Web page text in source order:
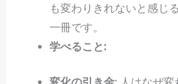
も変わりきれないと感じ
一冊です。
学べること: